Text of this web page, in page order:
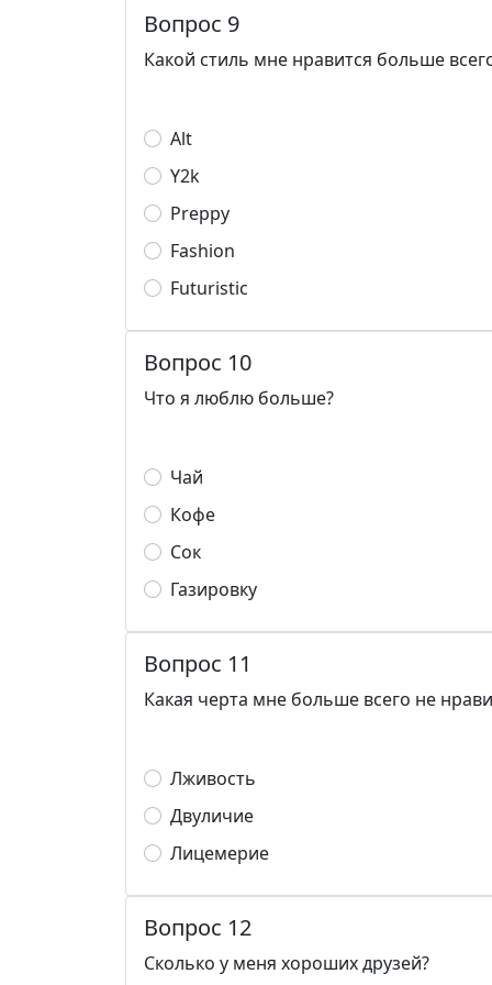
Вопрос 9
Какой стиль мне нравится больше
Alt
Y2k
Preppy
Fashion
Futuristic
Вопрос 10
Что я люблю больше?
Чай
Кофе
Сок
Газировку
Вопрос 11
Какая черта мне больше всего не
Лживость
Двуличие
Лицемерие
Вопрос 12
Сколько у меня хороших друзей?